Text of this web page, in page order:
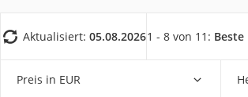
Aktualisiert: 05.08.20261 - 8 von 11: Beste
Preis in EUR